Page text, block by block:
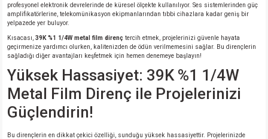
profesyonel elektronik devrelerinde de küresel ölçekte kullanılıyor. Ses sistemlerinden güç
amplifikatörlerine, telekomünikasyon ekipmanlarından tıbbi cihazlara kadar geniş bir
yelpazede yer buluyor.
Kısacası, 39K %1 1/4W metal film direnç tercih etmek, projelerinizi güvenle hayata
geçirmenize yardımcı olurken, kalitenizden de ödün verilmemesini sağlar. Bu dirençlerin
sağladığı diğer avantajları keşfetmek için hemen denemeye başlayın!
Yüksek Hassasiyet: 39K %1 1/4W
Metal Film Direnç ile Projelerinizi
Güçlendirin!
Bu dirençlerin en dikkat çekici özelliği, sunduğu yüksek hassasiyettir. Projelerinizde